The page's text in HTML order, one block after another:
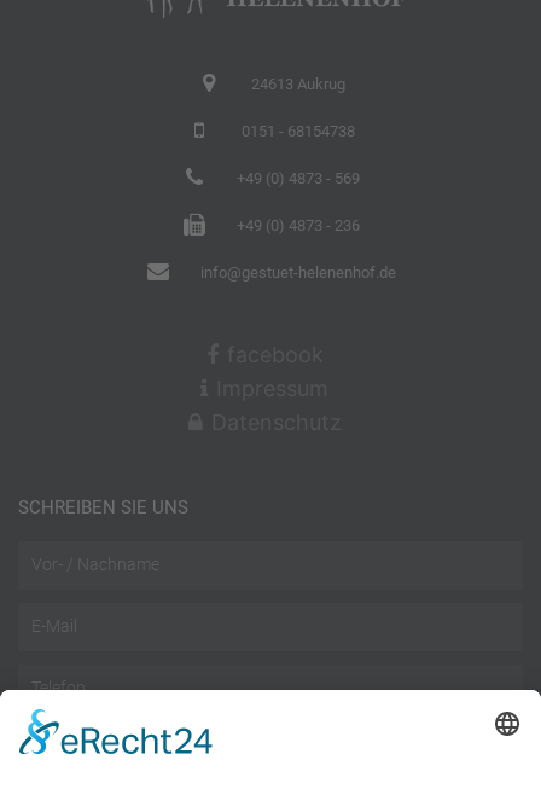
24613 Aukrug
0151 - 68154738
+49 (0) 4873 - 569
+49 (0) 4873 - 236
info@gestuet-helenenhof.de
SCHREIBEN SIE UNS
Email
Telefon
Nachricht